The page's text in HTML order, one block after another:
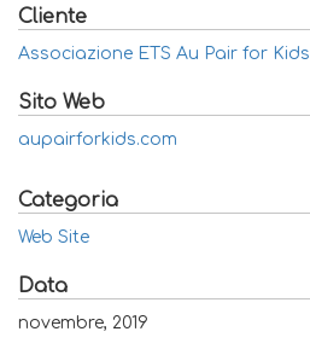
Cliente
Associazione ETS Au Pair for Kids
Sito Web
aupairforkids.com
Categoria
Web Site
Data
novembre, 2019